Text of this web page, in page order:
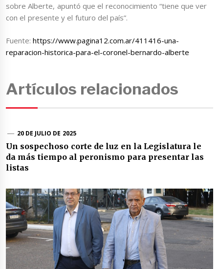
sobre Alberte, apuntó que el reconocimiento “tiene que ver
con el presente y el futuro del país”.
Fuente:https://www.pagina12.com.ar/411416-una-
reparacion-historica-para-el-coronel-bernardo-alberte
Artículos relacionados
20 DE JULIO DE 2025
Un sospechoso corte de luz en la Legislatura le
da más tiempo al peronismo para presentar las
listas